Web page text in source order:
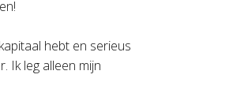
hebt en serieus
Ik leg alleen mijn